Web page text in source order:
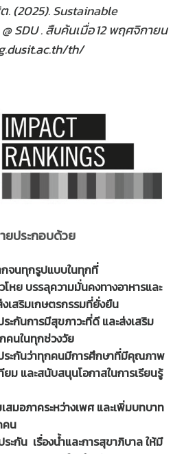
(2025). Sustainable
SDU .สืบค้นเมื่อ 12 พฤศจิกายน
th/
ยประกอบด้วย
กจนทุกรูปแบบในทุกที่
หย บรรลุความมั่นคงทางอาหารและ
เสริมเกษตรกรรมที่ยั่งยืน
ะกันการมีสุขภาวะที่ดี และส่งเสริม
คนในทุกช่วงวัย
ระกันว่าทุกคนมีการศึกษาที่มีคุณภาพ
ยม และสนับสนุนโอกาสในการเรียนรู้
สมอภาคระหว่างเพศ และเพิ่มบทบาท
คน
ะกัน เรื่องน้ำและการสุขาภิบาล ให้มี